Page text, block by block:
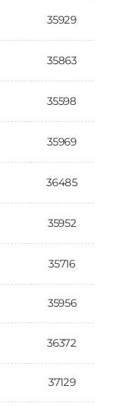
35929
35863
35598
35969
36485
35952
35716
35956
36372
37129